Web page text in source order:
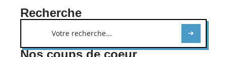
Recherche
Nos coups de coeur